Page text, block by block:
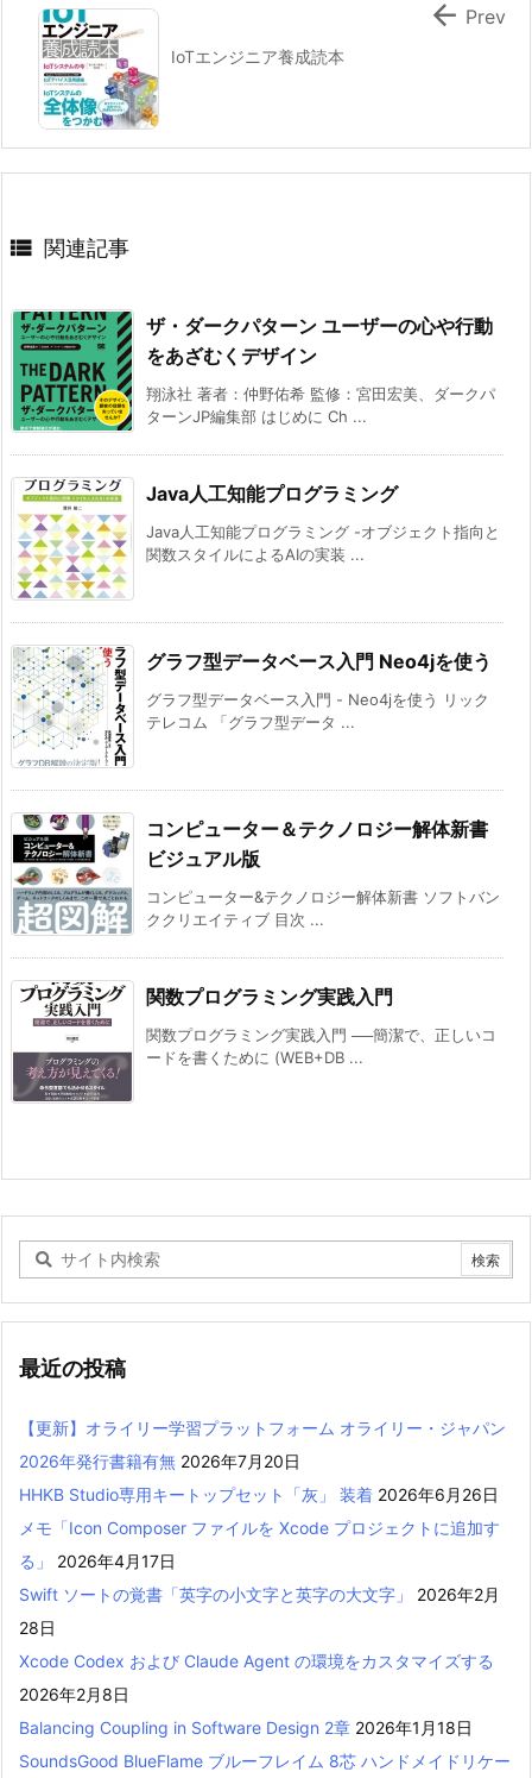
IoTエンジニア養成読本
 Prev
 関連記事
ザ・ダークパターン ユーザーの心や行動
をあざむくデザイン
翔泳社 著者：仲野佑希 監修：宮田宏美、ダークパ
ターンJP編集部 はじめに Ch ...
Java人工知能プログラミング
Java人工知能プログラミング -オブジェクト指向と
関数スタイルによるAIの実装 ...
グラフ型データベース入門 Neo4jを使う
グラフ型データベース入門 - Neo4jを使う リック
テレコム 「グラフ型データ ...
コンピューター＆テクノロジー解体新書
ビジュアル版
コンピューター&テクノロジー解体新書 ソフトバン
ククリエイティブ 目次 ...
関数プログラミング実践入門
関数プログラミング実践入門 ──簡潔で、正しいコ
ードを書くために (WEB+DB ...
最近の投稿
【更新】オライリー学習プラットフォーム オライリー・ジャパン
2026年発行書籍有無 2026年7月20日
HHKB Studio専用キートップセット「灰」 装着 2026年6月26日
メモ「Icon Composer ファイルを Xcode プロジェクトに追加す
る」
2026年4月17日
Swift ソートの覚書「英字の小文字と英字の大文字」
2026年2月
28日
Xcode Codex および Claude Agent の環境をカスタマイズする
2026年2月8日
Balancing Coupling in Software Design 2章 2026年1月18日
SoundsGood BlueFlame ブルーフレイム 8芯 ハンドメイドリケー